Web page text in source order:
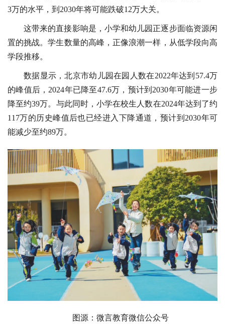
3万的水平，到2030年将可能跌破12万大关。
这带来的直接影响是，小学和幼儿园正逐步面临资源闲
置的挑战。学生数量的高峰，正像浪潮一样，从低学段向高
学段推移。
数据显示，北京市幼儿园在园人数在2022年达到57.4万
的峰值后，2024年已降至47.6万，预计到2030年可能进一步
降至约39万。与此同时，小学在校生人数在2024年达到了约
117万的历史峰值后也已经进入下降通道，预计到2030年可
能减少至约89万。
图源：微言教育微信公众号